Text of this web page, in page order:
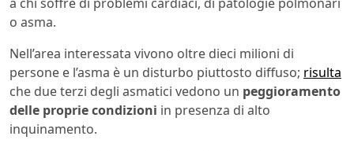
o asma.
Nell’area interessata vivono oltre dieci milioni di
persone e l’asma è un disturbo piuttosto diffuso; risulta
che due terzi degli asmatici vedono un peggioramento
delle proprie condizioni in presenza di alto
inquinamento.